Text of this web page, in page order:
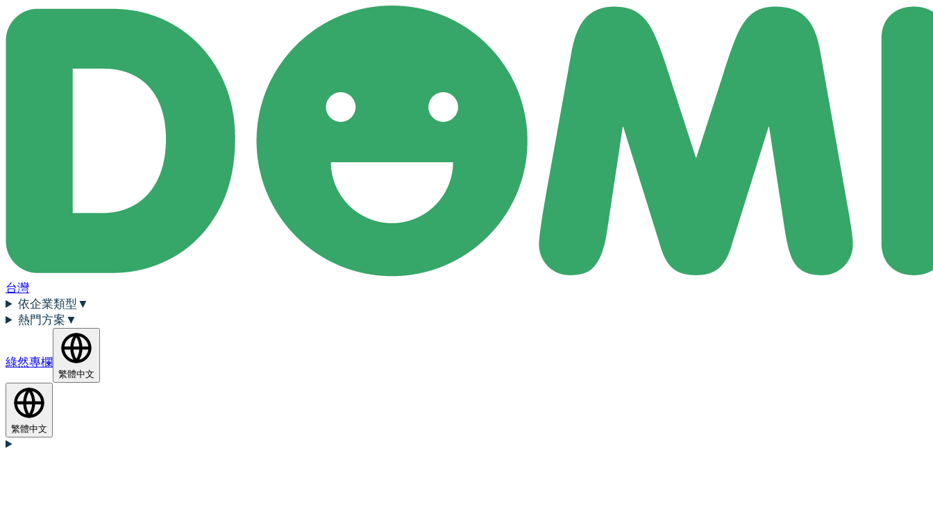
台灣
依企業類型 ▼
熱門方案 ▼
綠然專欄
繁體中文
繁體中文